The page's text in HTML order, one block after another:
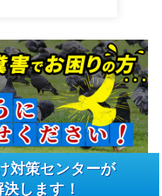
対策センターが
します！